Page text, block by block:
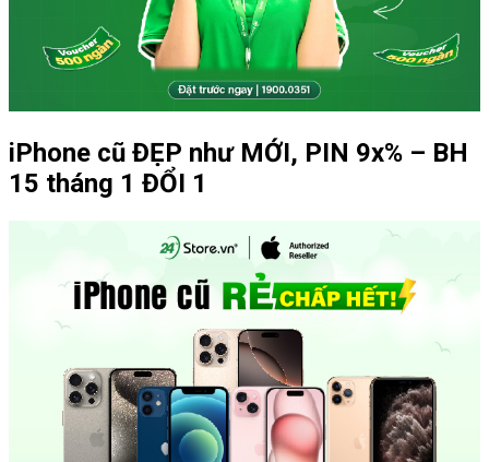
iPhone cũ ĐẸP như MỚI, PIN 9x% – BH
15 tháng 1 ĐỔI 1